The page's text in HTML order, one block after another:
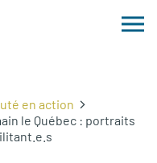
en action
le Québec : portraits